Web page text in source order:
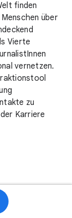
finden
über
Vierte
vernetzen.
zu
Karriere